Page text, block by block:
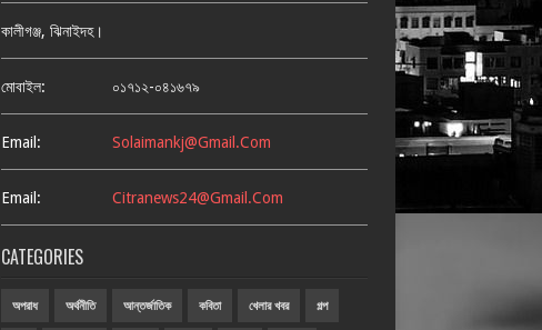
কালীগঞ্জ, ঝিনাইদহ।
মোবাইল: ০১৭১২-০৪১৬৭৯
Email: Solaimankj@gmail.com
Email: Citranews24@gmail.com
CATEGORIES
অপরাধ অর্থনীতি আন্তর্জাতিক কবিতা খেলার খবর গল্প